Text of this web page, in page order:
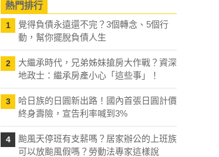
熱門排行
1
覺得負債永遠還不完？3個轉念、5個行
動，幫你擺脫負債人生
2
大繼承時代，兄弟姊妹搶房大作戰？資深
地政士：繼承房產小心「這些事」！
3
哈日族的日圓新出路！國內首張日圓計價
終身壽險，宣告利率喊到3%
4
颱風天停班有支薪嗎？居家辦公的上班族
可以放颱風假嗎？勞動法專家這樣說